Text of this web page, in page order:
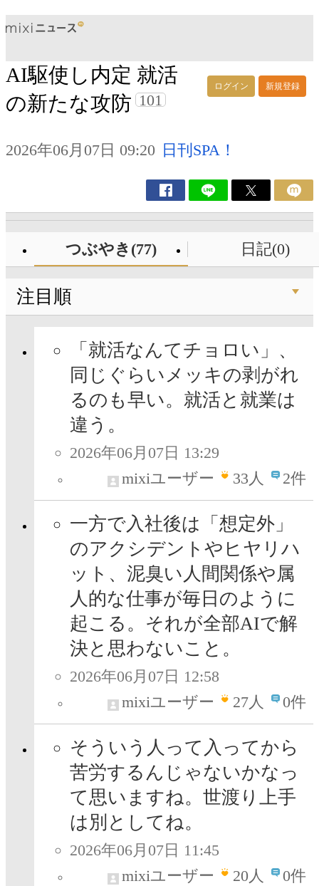
ログイン 新規登録
AI駆使し内定 就活
の新たな攻防 101
2026年06月07日 09:20 日刊SPA！
つぶやき(77) 日記(0)
注目順
「就活なんてチョロい」、
同じぐらいメッキの剥がれ
るのも早い。就活と就業は
違う。
2026年06月07日 13:29
mixiユーザー
33人 2件
一方で入社後は「想定外」
のアクシデントやヒヤリハ
ット、泥臭い人間関係や属
人的な仕事が毎日のように
起こる。それが全部AIで解
決と思わないこと。
2026年06月07日 12:58
mixiユーザー
27人 0件
そういう人って入ってから
苦労するんじゃないかなっ
て思いますね。世渡り上手
は別としてね。
2026年06月07日 11:45
mixiユーザー
20人 0件